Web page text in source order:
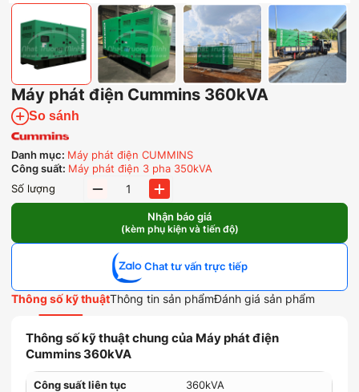
Máy phát điện Cummins 360kVA
So sánh
Danh mục: Máy phát điện CUMMINS
Công suất: Máy phát điện 3 pha 350kVA
Số lượng
Máy
phát
Cummins
360kVA
số
lượng
Nhận báo giá
(kèm phụ kiện và tiến độ)
Chat tư vấn trực tiếp
Thông số kỹ thuậtThông tin sản phẩmĐánh giá sản phẩm
Thông số kỹ thuật chung của Máy phát điện
Cummins 360kVA
Công suất liên tục 360kVA